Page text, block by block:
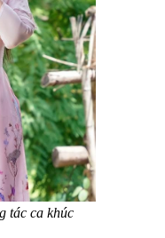
tác ca khúc